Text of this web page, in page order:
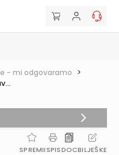
- mi odgovaramo >
SPREMIISPISDOCBILJEŠKE